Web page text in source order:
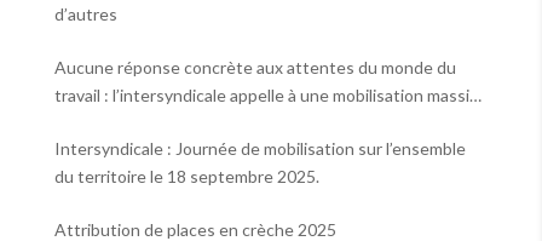
d’autres
Aucune réponse concrète aux attentes du monde du
travail : l’intersyndicale appelle à une mobilisation massive
Intersyndicale : Journée de mobilisation sur l’ensemble
du territoire le 18 septembre 2025.
Attribution de places en crèche 2025